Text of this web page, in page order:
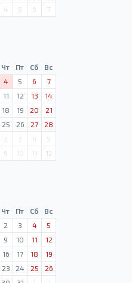
4 5 6 7
Чт Пт Сб
Вс
4 5 6
7
11 12 13
14
18 19 20
21
25 26 27
28
2 3 4
5
9 10 11 12
Чт Пт Сб
Вс
2 3 4
5
9 10 11
12
16 17 18
19
23 24 25
26